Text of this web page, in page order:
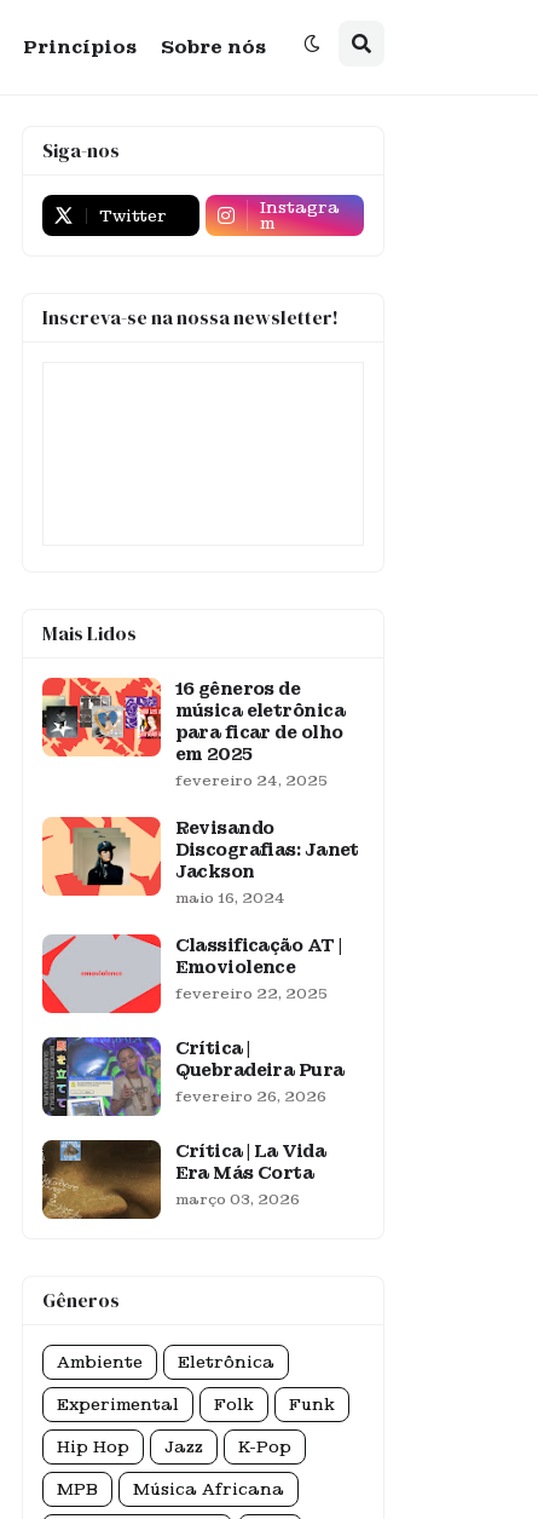
Princípios Sobre nós
Siga-nos
Twitter Instagra
m
Inscreva-se na nossa newsletter!
Mais Lidos
16 gêneros de
música eletrônica
para ficar de olho
em 2025
fevereiro 24, 2025
Revisando
Discografias: Janet
Jackson
maio 16, 2024
Classificação AT |
Emoviolence
fevereiro 22, 2025
Crítica |
Quebradeira Pura
fevereiro 26, 2026
Crítica | La Vida
Era Más Corta
março 03, 2026
Gêneros
Ambiente Eletrônica
Experimental Folk Funk
Hip Hop Jazz K-Pop
MPB Música Africana